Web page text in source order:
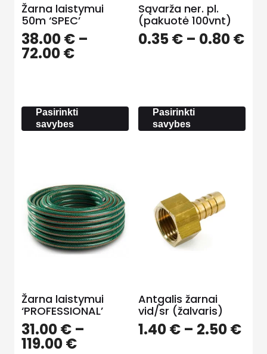
Žarna laistymui
50m ‘SPEC’
38.00€ –
72.00€Price
72.00 €
Pasirinkti
savybes
Sąvarža ner. pl.
(pakuotė 100vnt)
0.35€ – 0.80€
Pasirinkti
savybes
Žarna laistymui
‘PROFESSIONAL’
31.00€ –
119.00€Price
Antgalis žarnai
vid/sr (žalvaris)
1.40€ – 2.50€